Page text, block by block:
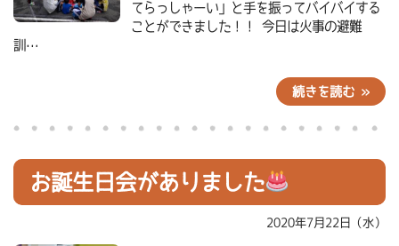
てらっしゃーい」と手を振ってバイバイする
ことができました！！ 今日は火事の避難
訓…
続きを読む »
お誕生日会がありました
2020年7月22日（水）